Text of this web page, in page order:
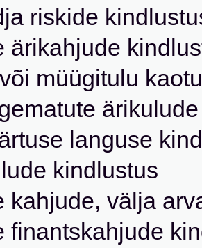
riskide
ärikahjude
müügitulu
languse
kindlustus
kahjude, välja
finantskahjude